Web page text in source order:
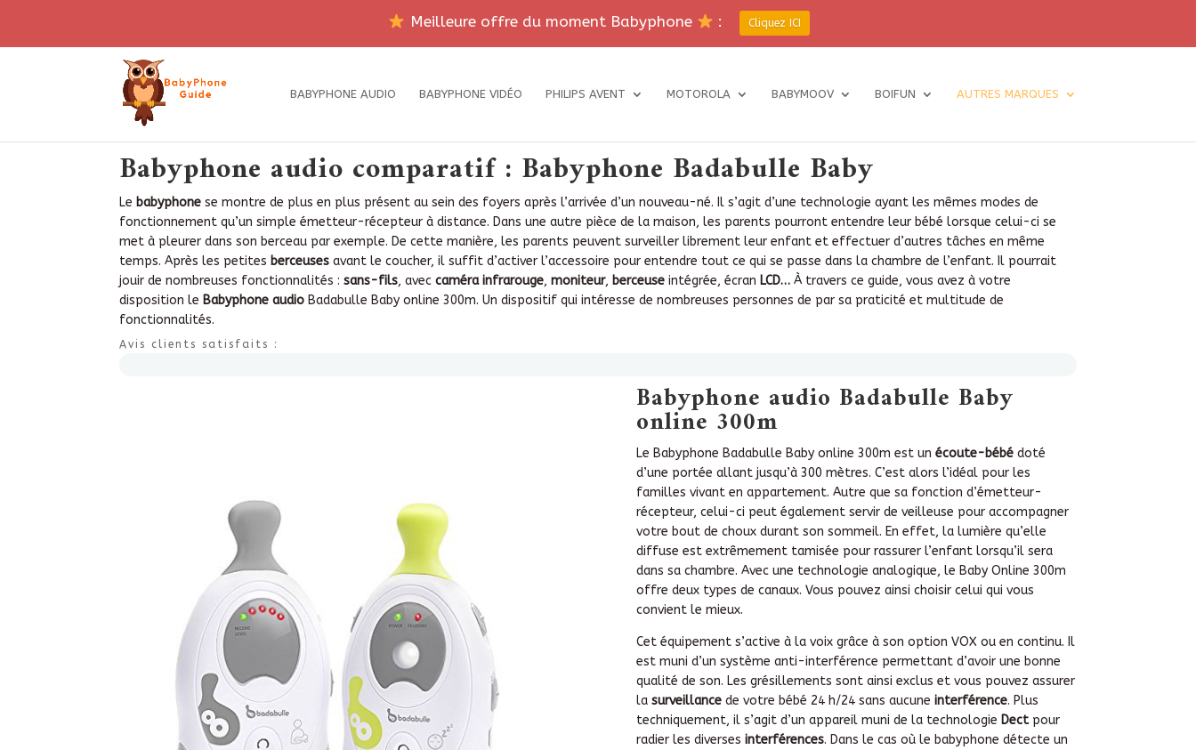
BABYPHONE AUDIO BABYPHONE VIDÉO PHILIPS AVENT MOTOROLA BABYMOOV BOIFUN AUTRES MARQUES
Babyphone audio comparatif : Babyphone Badabulle Baby
Le babyphonese montre de plus en plus présent au sein des foyers après l’arrivée d’un nouveau-né. Il s’agit d’une technologie ayant les mêmes modes de
fonctionnement qu’un simple émetteur-récepteur à distance. Dans une autre pièce de la maison, les parents pourront entendre leur bébé lorsque celui-ci se
met à pleurer dans son berceau par exemple. De cette manière, les parents peuvent surveiller librement leur enfant et effectuer d’autres tâches en même
temps. Après les petites berceuses avant le coucher, il suffit d’activer l’accessoire pour entendre tout ce qui se passe dans la chambre de l’enfant. Il pourrait
jouir de nombreuses fonctionnalités :sans-fils, aveccaméra infrarouge,moniteur, berceuse intégrée, écran LCD… À travers ce guide, vous avez à votre
disposition le Babyphone audio Badabulle Baby online 300m. Un dispositif qui intéresse de nombreuses personnes de par sa praticité et multitude de
fonctionnalités.
Avis clients satisfaits :
Babyphone audio Badabulle Baby
online 300m
Le Babyphone Badabulle Baby online 300m est un écoute-bébédoté
d’une portée allant jusqu’à 300 mètres. C’est alors l’idéal pour les
familles vivant en appartement. Autre que sa fonction d’émetteur-
récepteur, celui-ci peut également servir de veilleuse pour accompagner
votre bout de choux durant son sommeil. En effet, la lumière qu’elle
diffuse est extrêmement tamisée pour rassurer l’enfant lorsqu’il sera
dans sa chambre. Avec une technologie analogique, le Baby Online 300m
offre deux types de canaux. Vous pouvez ainsi choisir celui qui vous
convient le mieux.
Cet équipement s’active à la voix grâce à son option VOX ou en continu. Il
est muni d’un système anti-interférence permettant d’avoir une bonne
qualité de son. Les grésillements sont ainsi exclus et vous pouvez assurer
la surveillancede votre bébé 24 h/24 sans aucune interférence. Plus
techniquement, il s’agit d’un appareil muni de la technologie Dect pour
radier les diverses interférences. Dans le cas où le babyphone détecte un
Meilleure offre du moment Babyphone : Cliquez ICI